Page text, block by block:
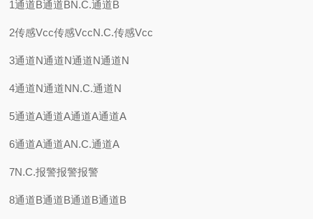
1通道B通道BN.C.通道B
2传感Vcc传感VccN.C.传感Vcc
3通道N通道N通道N通道N
4通道N通道NN.C.通道N
5通道A通道A通道A通道A
6通道A通道AN.C.通道A
7N.C.报警报警报警
8通道B通道B通道B通道B